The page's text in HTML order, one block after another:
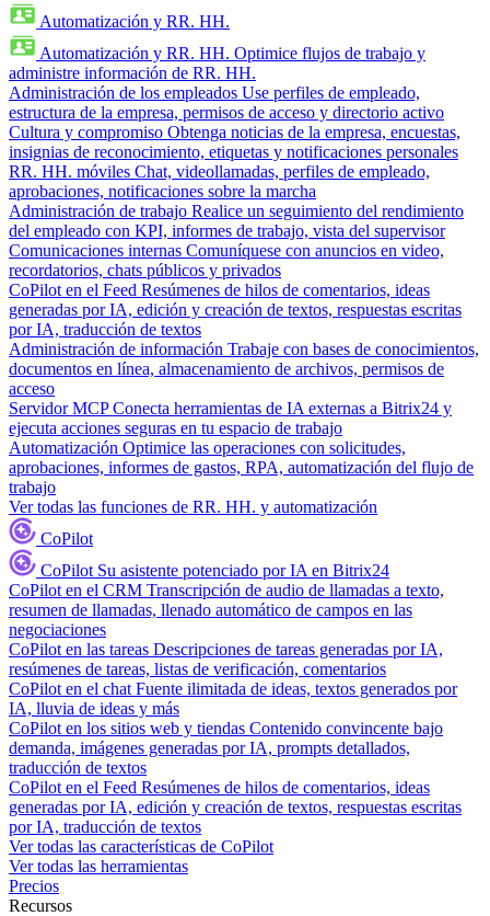
Automatización y RR. HH.
Automatización y RR. HH. Optimice flujos de trabajo y
administre información de RR. HH.
Administración de los empleados Use perfiles de empleado,
estructura de la empresa, permisos de acceso y directorio activo
Cultura y compromiso Obtenga noticias de la empresa, encuestas,
insignias de reconocimiento, etiquetas y notificaciones personales
RR. HH. móviles Chat, videollamadas, perfiles de empleado,
aprobaciones, notificaciones sobre la marcha
Administración de trabajo Realice un seguimiento del rendimiento
del empleado con KPI, informes de trabajo, vista del supervisor
Comunicaciones internas Comuníquese con anuncios en video,
recordatorios, chats públicos y privados
CoPilot en el Feed Resúmenes de hilos de comentarios, ideas
generadas por IA, edición y creación de textos, respuestas escritas
por IA, traducción de textos
Administración de información Trabaje con bases de conocimientos,
documentos en línea, almacenamiento de archivos, permisos de
acceso
Servidor MCP Conecta herramientas de IA externas a Bitrix24 y
ejecuta acciones seguras en tu espacio de trabajo
Automatización Optimice las operaciones con solicitudes,
aprobaciones, informes de gastos, RPA, automatización del flujo de
trabajo
Ver todas las funciones de RR. HH. y automatización
CoPilot
CoPilot Su asistente potenciado por IA en Bitrix24
CoPilot en el CRM Transcripción de audio de llamadas a texto,
resumen de llamadas, llenado automático de campos en las
negociaciones
CoPilot en las tareas Descripciones de tareas generadas por IA,
resúmenes de tareas, listas de verificación, comentarios
CoPilot en el chat Fuente ilimitada de ideas, textos generados por
IA, lluvia de ideas y más
CoPilot en los sitios web y tiendas Contenido convincente bajo
demanda, imágenes generadas por IA, prompts detallados,
traducción de textos
CoPilot en el Feed Resúmenes de hilos de comentarios, ideas
generadas por IA, edición y creación de textos, respuestas escritas
por IA, traducción de textos
Ver todas las características de CoPilot
Ver todas las herramientas
Precios
Recursos